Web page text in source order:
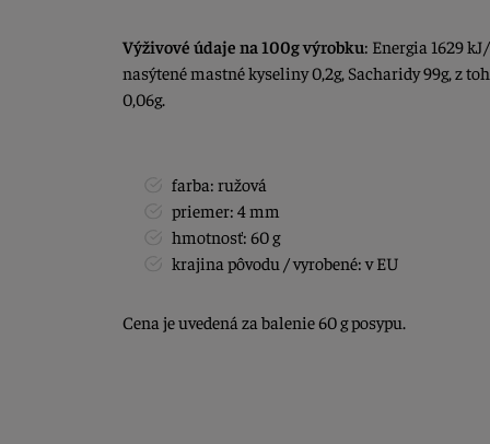
Výživové údaje na 100g výrobku: Energia 1629
nasýtené mastné kyseliny 0,2g, Sacharidy 99g, z
0,06g.
farba: ružová
priemer: 4 mm
hmotnosť: 60 g
krajina pôvodu / vyrobené: v EU
Cena je uvedená za balenie 60 g posypu.